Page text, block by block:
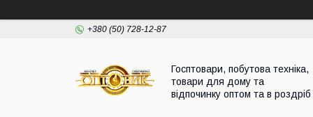
+380 (50) 728-12-87
Госптовари, побутова техніка,
товари для дому та
відпочинку оптом та в роздріб